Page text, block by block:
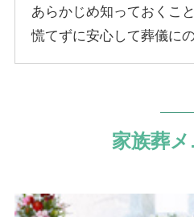
あらかじめ知っておくこ
慌てずに安心して葬儀に
家族葬